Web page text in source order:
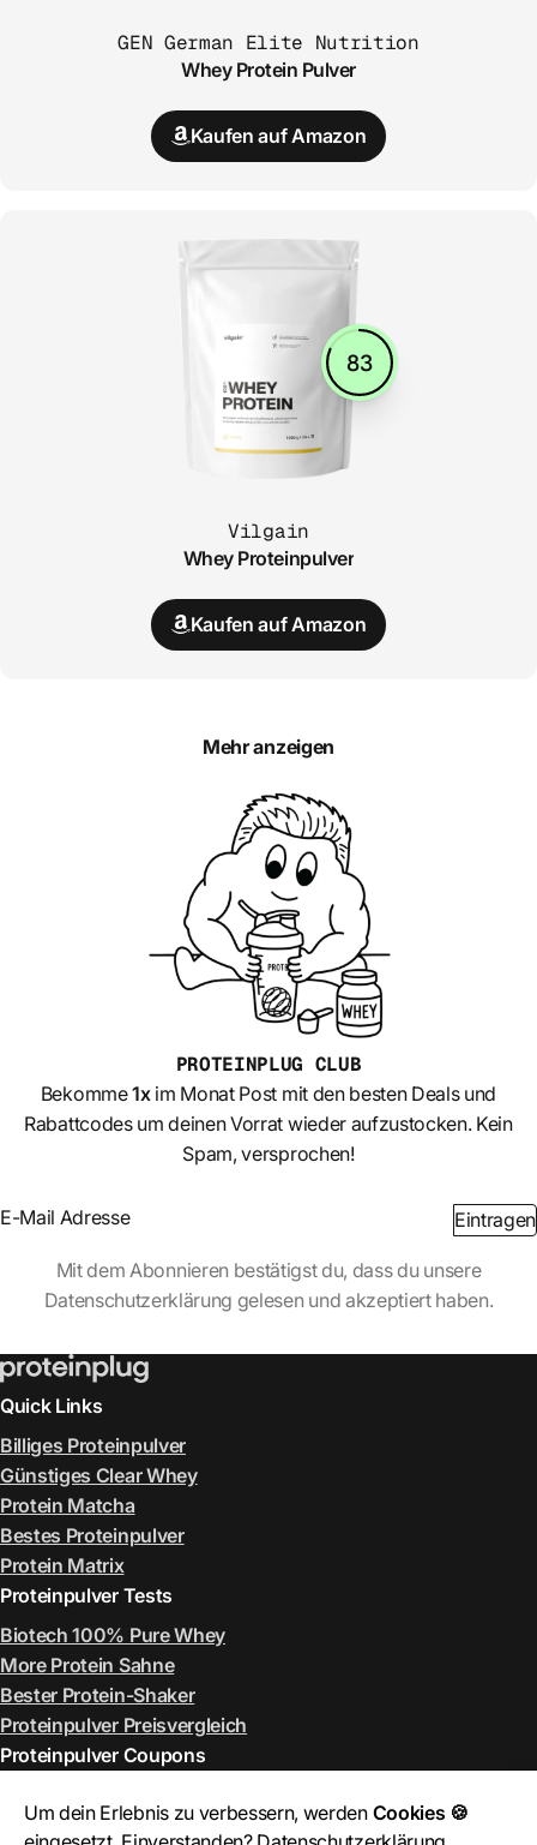
Um dein Erlebnis zu verbessern, werden Cookies 🍪
GEN German Elite Nutrition
Whey Protein Pulver
Kaufen auf Amazon
83
Vilgain
Whey Proteinpulver
Kaufen auf Amazon
Mehr anzeigen
PROTEINPLUG CLUB
Bekomme1xim Monat Post mit den besten Deals und
Rabattcodes um deinen Vorrat wieder aufzustocken. Kein
Spam, versprochen!
Section Eintragen
AbschnittMit dem Abonnieren bestätigst du, dass du unsere
Datenschutzerklärung gelesen und akzeptiert haben.
Quick Links
Billiges Proteinpulver
Günstiges Clear Whey
Protein Matcha
Bestes Proteinpulver
Protein Matrix
Proteinpulver Tests
Biotech 100% Pure Whey
More Protein Sahne
Bester Protein-Shaker
Proteinpulver Preisvergleich
Proteinpulver Coupons
More Rabattcode August 2026